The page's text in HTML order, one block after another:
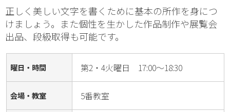
正しく美しい文字を書くために基本の所作を身につ
けましょう。また個性を生かした作品制作や展覧会
出品、段級取得も可能です。
曜日・時間 第2・4火曜日 17:00～18:30
会場・教室 5番教室